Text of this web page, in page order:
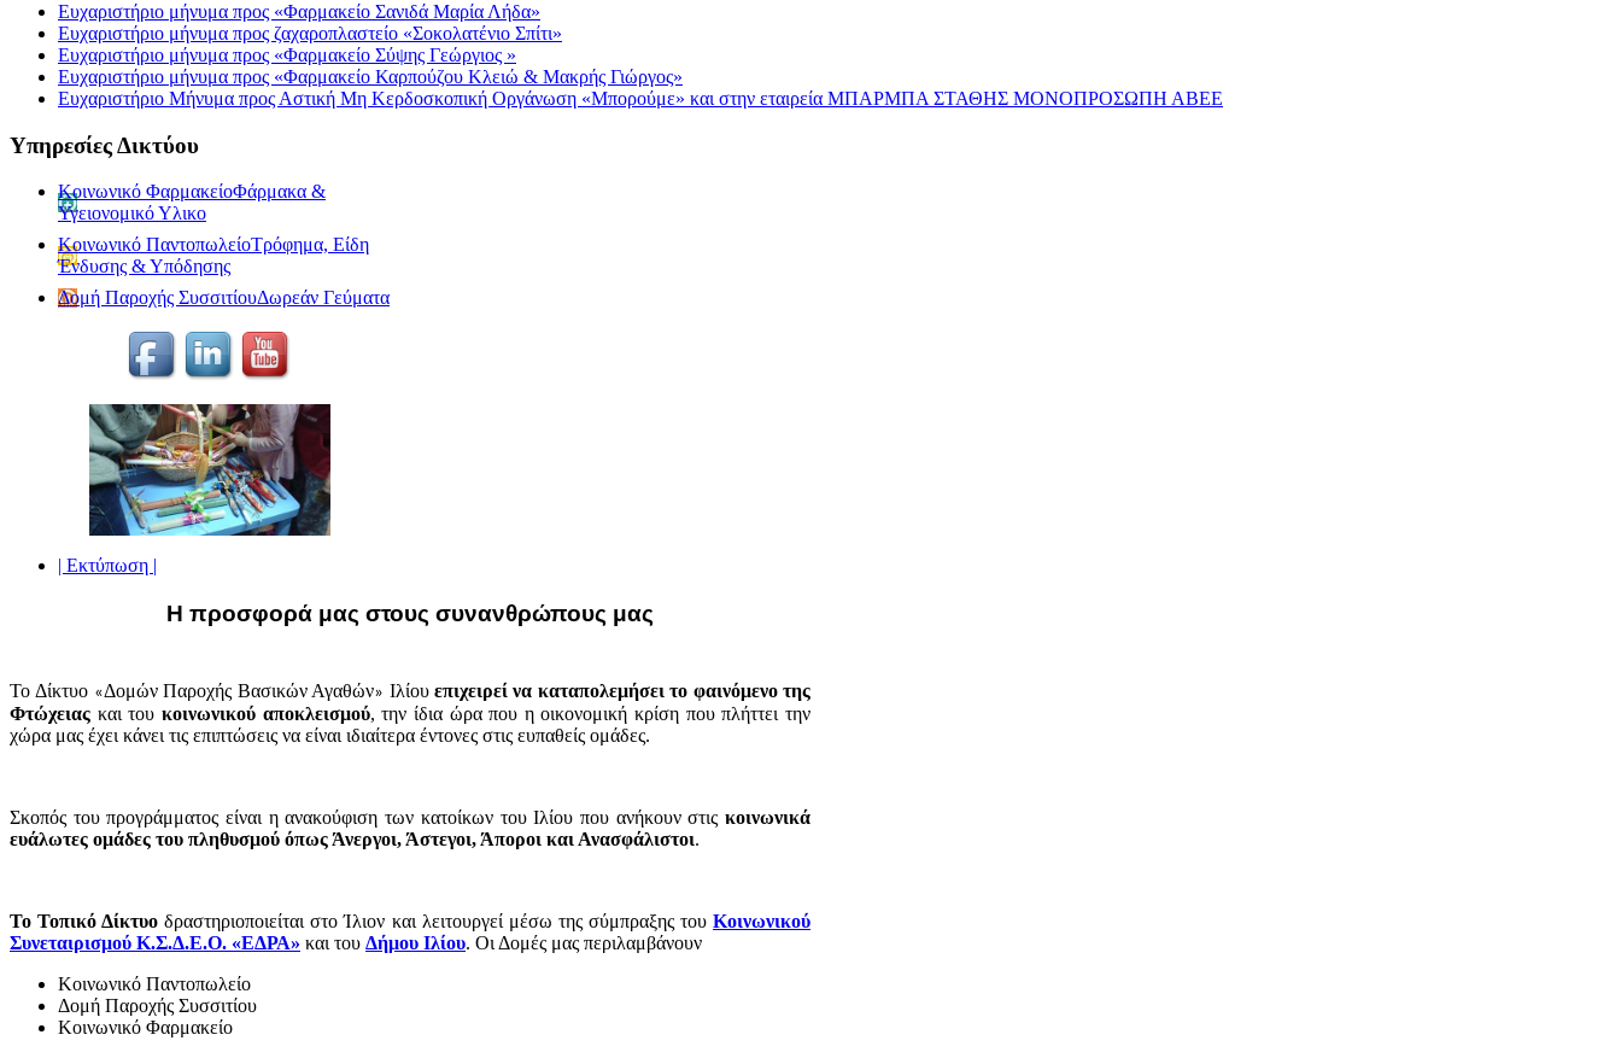
Ευχαριστήριο μήνυμα προς «Φαρμακείο Σανιδά Μαρία Λήδα»
Ευχαριστήριο μήνυμα προς ζαχαροπλαστείο «Σοκολατένιο Σπίτι»
Ευχαριστήριο μήνυμα προς «Φαρμακείο Σύψης Γεώργιος »
Ευχαριστήριο μήνυμα προς «Φαρμακείο Καρπούζου Κλειώ & Μακρής Γιώργος»
Eυχαριστήριο Μήνυμα προς Αστική Μη Κερδοσκοπική Οργάνωση «Μπορούμε» και στην εταιρεία ΜΠΑΡΜΠΑ ΣΤΑΘΗΣ ΜΟΝΟΠΡΟΣΩΠΗ ΑΒΕΕ
Υπηρεσίες Δικτύου
Κοινωνικό ΦαρμακείοΦάρμακα &
Υγειονομικό Υλικο
Κοινωνικό ΠαντοπωλείοΤρόφημα, Είδη
Ένδυσης & Υπόδησης
Δομή Παροχής ΣυσσιτίουΔωρεάν Γεύματα
| Εκτύπωση |
Η προσφορά μας στους συνανθρώπους μας
To Δίκτυo «Δομών Παροχής Βασικών Αγαθών» Ιλίου επιχειρεί να καταπολεμήσει το φαινόμενο της
Φτώχειας και του κοινωνικού αποκλεισμού, την ίδια ώρα που η οικονομική κρίση που πλήττει την
χώρα μας έχει κάνει τις επιπτώσεις να είναι ιδιαίτερα έντονες στις ευπαθείς ομάδες.
Σκοπός του προγράμματος είναι η ανακούφιση των κατοίκων του Ιλίου που ανήκουν στις κοινωνικά
ευάλωτες ομάδες του πληθυσμού όπως Άνεργοι, Άστεγοι, Άποροι και Ανασφάλιστοι.
Το Τοπικό Δίκτυο δραστηριοποιείται στο Ίλιον και λειτουργεί μέσω της σύμπραξης τουΚοινωνικού
Συνεταιρισμού Κ.Σ.Δ.Ε.Ο. «ΕΔΡΑ» και του Δήμου Ιλίου. Οι Δομές μας περιλαμβάνουν
Κοινωνικό Παντοπωλείο
Δομή Παροχής Συσσιτίου
Κοινωνικό Φαρμακείο